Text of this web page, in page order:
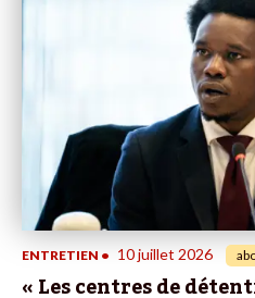
ENTRETIEN • 10 juillet 2026
« Les centres de